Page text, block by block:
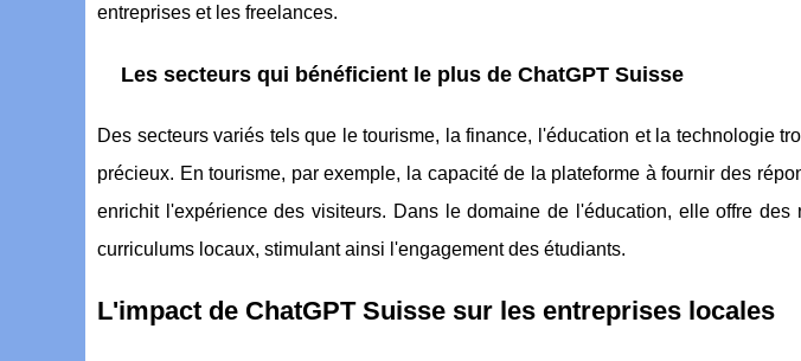
entreprises et les freelances.
Les secteurs qui bénéficient le plus de ChatGPT Suisse
Des secteurs variés tels que le tourisme, la finance, l'éducation et la technologie
précieux. En tourisme, par exemple, la capacité de la plateforme à fournir des
enrichit l'expérience des visiteurs. Dans le domaine de l'éducation, elle offre des
curriculums locaux, stimulant ainsi l'engagement des étudiants.
L'impact de ChatGPT Suisse sur les entreprises locales